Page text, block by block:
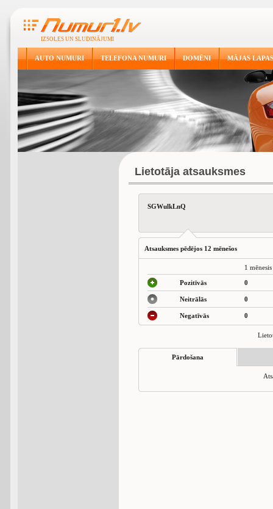
IZSOLES UN SLUDINĀJUMI
AUTO NUMURI TELEFONA NUMURI DOMĒNI MĀJAS LAPAS
Lietotāja atsauksmes
SGWulkLnQ
Atsauksmes pēdējos 12 mēnešos
1 mēnesis
Pozitīvās 0
Neitrālās 0
Negatīvās 0
Pārdošana